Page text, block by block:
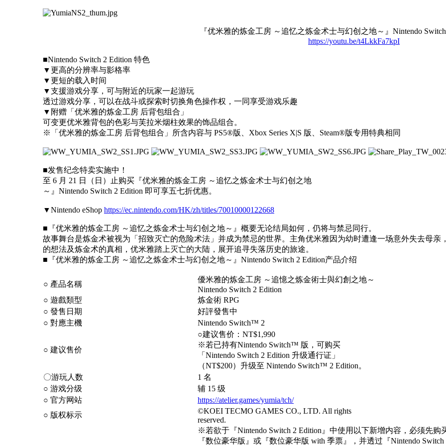
『优米雅的炼金工房 ～追忆之炼金术士与幻创之地～』Nintendo
https://youtu.be/t4LkkFa7kpI
■Nintendo Switch 2 Edition 特色
▼更高的分辨率与影格率
▼更短的载入时间
▼支援游戏分享，可与附近的玩家一起游玩
透过游戏分享，可以在战斗或探索时切换角色操作权，一同享受游戏乐趣
▼附赠「优米雅的炼金工房 后背包组合」
可变更优米雅背包的色彩与芙拉米烟柱效果的饰品组合。
※「优米雅的炼金工房 后背包组合」所含内容与 PS5®版、Xbox Series X|S 版、Steam®版专用特典相同
■发售纪念特卖实施中！
至 6 月 21 日（日）止购买『优米雅的炼金工房 ～追忆之炼金术士与幻创之地
～』Nintendo Switch 2 Edition 即可享五七折优惠。
▼Nintendo eShop https://ec.nintendo.com/HK/zh/titles/70010000122668
■『优米雅的炼金工房 ～追忆之炼金术士与幻创之地～』概要无论结局如何，仍将与禁忌同行。
故事舞台是炼金术被视为「招致灭亡的危险术法」并成为禁忌的世界。主角优米雅因为幼时遭逢一场意外失去母
的想法及炼金术的真相，优米雅踏上灭亡的大陆，展开追寻失落历史的旅途。
■『优米雅的炼金工房 ～追忆之炼金术士与幻创之地～』Nintendo Switch 2 Edition产品介绍
○ 產品名稱
優米雅的炼金工房 ～追憶之炼金術士與幻創之地～
Nintendo Switch 2 Edition
○ 遊戲類型 炼金術 RPG
○ 發售日期
好評發售中
○ 對應主機 Nintendo Switch™ 2
○ 建议售价
○建议售价 ： NT$1,990
※若已持有Nintendo Switch™ 版，可购买
「 Nintendo Switch 2 Edition 升级通行证」
（NT$200） 升级至 Nintendo Switch™ 2 Edition。
〇游玩人数
1 名
○ 游戏分级 辅 15 级
○ 官方网站
https://atelier.games/yumia/tch/
○ 版权标示
©KOEI TECMO GAMES CO., LTD. All rights
reserved.
※若欲于『Nintendo Switch 2 Edition』中使用以下新增内容，必须先购
『数位豪华版』或『数位豪华版 with 季票』，并透过『Nintendo Switch